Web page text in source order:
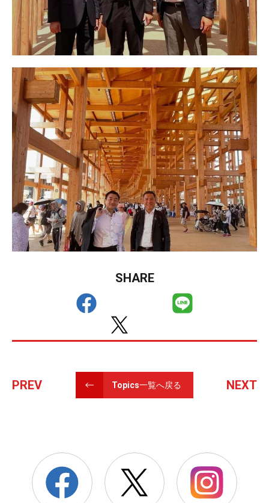
SHARE
PREV Topics一覧へ戻る NEXT